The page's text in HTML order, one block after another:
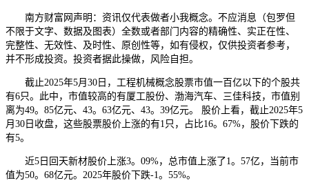
南方财富网声明：资讯仅代表做者小我概念。不应消息（包罗但
不限于文字、数据及图表）全数或者部门内容的精确性、实正在性、
完整性、无效性、及时性、原创性等，如有侵权，仅供投资者参考，
并不形成投资。投资者据此操做，风险自担。
截止2025年5月30日，工程机械概念股票市值一百亿以下的个股共
有6只。此中，市值较高的有厦工股份、渤海汽车、三佳科技，市值别
离为49。85亿元、43。63亿元、43。39亿元。 股价上看，截止2025年5
月30日收盘，这些股票股价上涨的有1只，占比16。67%，股价下跌的
有5。
近5日回天新材股价上涨3。09%，总市值上涨了1。57亿，当前市
值为50。68亿元。2025年股价下跌-1。55%。